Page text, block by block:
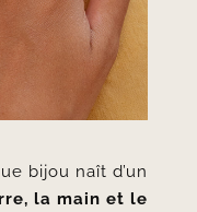
bijou naît d’un
la main et le